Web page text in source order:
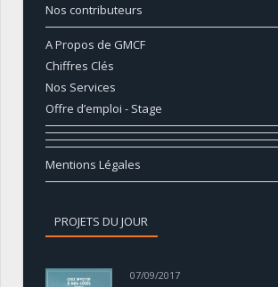
Nos contributeurs
A Propos de GMCF
Chiffres Clés
Nos Services
Offre d’emploi - Stage
Mentions Légales
PROJETS DU JOUR
07/09/2017